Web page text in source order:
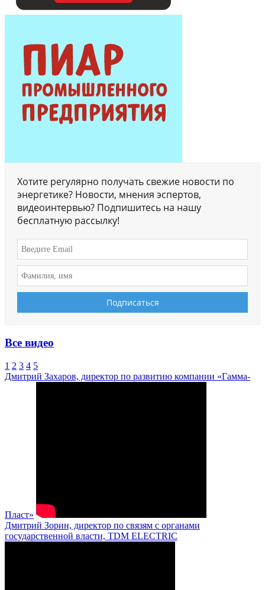
Хотите регулярно получать свежие новости по
энергетике? Новости, мнения эспертов,
видеоинтервью? Подпишитесь на нашу
бесплатную рассылку!
Все видео
1 2 3 4 5
Дмитрий Захаров, директор по развитию компании «Гамма-
Пласт»
Дмитрий Зорин, директор по связям с органами
государственной власти, TDM ELECTRIC